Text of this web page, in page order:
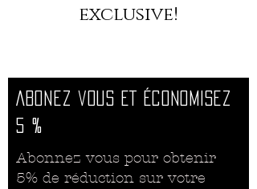
exclusive!
Abonez vous ET ÉCONOMISEZ
5 %
Abonnez vous pour obtenir
5% de réduction sur votre